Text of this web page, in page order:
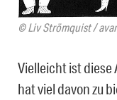
© Liv Strömquist /
Vielleicht ist diese
hat viel davon zu